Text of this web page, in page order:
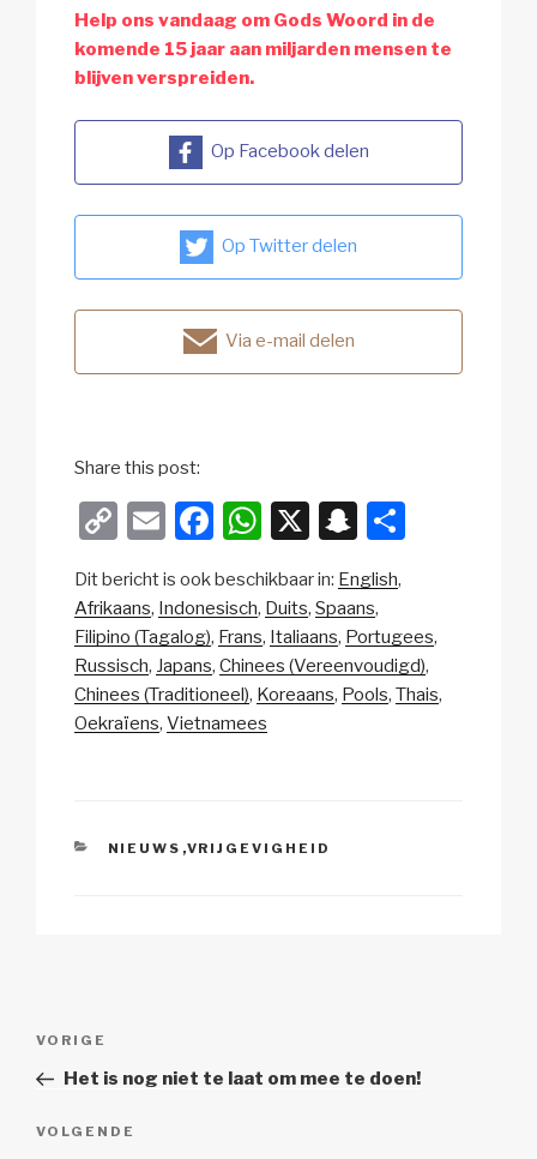
Help ons vandaag om Gods Woord in de
komende 15 jaar aan miljarden mensen te
blijven verspreiden.
Op Facebook delen
Op Twitter delen
Via e-mail delen
Share this post:
C
p
y
Li
n
E
ail
F
c
e
b
o
W
at
s
A
p
X
S
a
p
c
h
n
Dit bericht is ook beschikbaar in: English
Afrikaans Indonesisch Duits Spaans
Filipino (Tagalog) Frans Italiaans Portugees
Russisch Japans Chinees (Vereenvoudigd)
Chinees (Traditioneel) Koreaans Pools Thais
Oekraïens Vietnamees
CATEGORIEËN
NIEUWS ,VRIJGEVIGHEID
Vorig
bericht
VORIGE
Het is nog niet te laat om mee te doen!
Volgend
VOLGENDE